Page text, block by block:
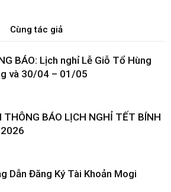
Cùng tác giả
BÁO: Lịch nghỉ Lễ Giỗ Tổ Hùng
và 30/04 – 01/05
THÔNG BÁO LỊCH NGHỈ TẾT BÍNH
Dẫn Đăng Ký Tài Khoản Mogi